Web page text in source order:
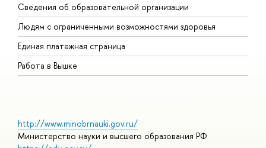
Сведения об образовательной организации
Людям с ограниченными возможностями здоровья
Единая платежная страница
Работа в Вышке
http://www.minobrnauki.gov.ru/
Министерство науки и высшего образования РФ